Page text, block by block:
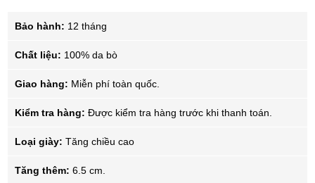
Bảo hành: 12 tháng
Chất liệu: 100% da bò
Giao hàng: Miễn phí toàn quốc.
Kiểm tra hàng: Được kiểm tra hàng trước khi thanh toán.
Loại giày: Tăng chiều cao
Tăng thêm: 6.5 cm.